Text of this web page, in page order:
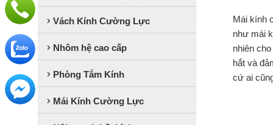
Vách Kính Cường Lực
Nhôm hệ cao cấp
Phòng Tắm Kính
Mái Kính Cường Lực
Mái kính
như mái
nhiên
hắt và
cứ ai